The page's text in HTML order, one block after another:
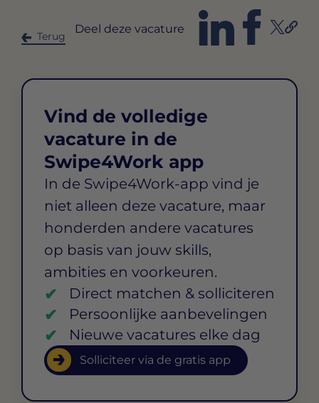
Terug
Deel deze vacature
Vind de volledige
vacature in de
Swipe4Work app
In de Swipe4Work-app vind je
niet alleen deze vacature, maar
honderden andere vacatures
op basis van jouw skills,
ambities en voorkeuren.
Direct matchen & solliciteren
Persoonlijke aanbevelingen
Nieuwe vacatures elke dag
Solliciteer via de gratis app